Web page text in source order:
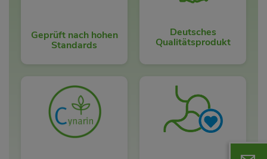
Geprüft nach hohen
Standards
Deutsches
Qualitätsprodukt